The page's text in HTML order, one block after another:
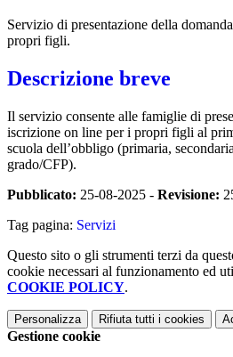
Servizio di presentazione della
propri figli.
Descrizione breve
Il servizio consente alle famiglie di
iscrizione on line per i propri figli al
scuola dell’obbligo (primaria,
grado/CFP).
Pubblicato: 25-08-2025 - Revisione:
Tag pagina: Servizi
Questo sito o gli strumenti terzi da
cookie necessari al funzionamento ed
COOKIE POLICY.
Personalizza Rifiuta tutti i cookies
Gestione cookie